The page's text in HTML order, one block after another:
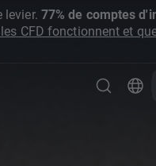
levier. 77% de comptes
CFD fonctionnent et